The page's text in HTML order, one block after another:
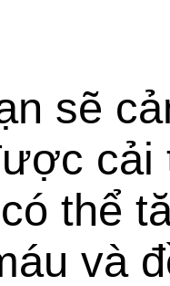
sẽ
cải
thể
và